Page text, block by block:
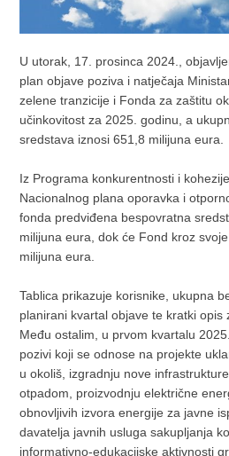
U utorak, 17. prosinca 2024.,
plan objave poziva i natječaja
zelene tranzicije i Fonda za zaštitu
učinkovitost za 2025. godinu, a
sredstava iznosi 651,8 milijuna eura.
Iz Programa konkurentnosti i
Nacionalnog plana oporavka i
fonda predviđena bespovratna
milijuna eura, dok će Fond kroz
milijuna eura.
Tablica prikazuje korisnike, ukupna
planirani kvartal objave te kratki opis
Među ostalim, u prvom kvartalu
pozivi koji se odnose na projekte
u okoliš, izgradnju nove
otpadom, proizvodnju električne
obnovljivih izvora energije za javne
davatelja javnih usluga sakupljanja
informativno-edukacijske aktivnosti